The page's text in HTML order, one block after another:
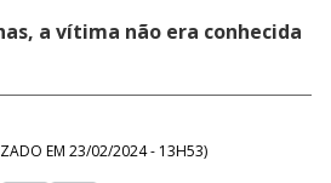
a vítima não era conhecida
EM 23/02/2024 - 13H53)